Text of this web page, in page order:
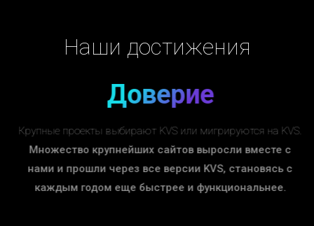
Наши достижения
Доверие
Крупные проекты выбирают KVS или мигрируются на KVS.
Множество крупнейших сайтов выросли вместе с
нами и прошли через все версии KVS, становясь с
каждым годом еще быстрее и функциональнее.